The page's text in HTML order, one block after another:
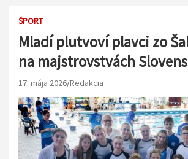
ŠPORT
Mladí plutvoví plavci zo
na majstrovstvách
17. mája 2026 Redakcia